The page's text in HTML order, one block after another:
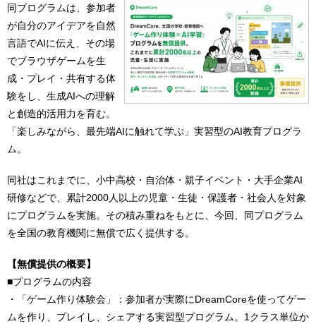
同プログラムは、参加者
が自分のアイデアを自然
言語でAIに伝え、その場
でブラウザゲームを生
成・プレイ・共有する体
験をし、生成AIへの理解
と創造的活用力を育む。
「楽しみながら、最先端AIに触れて学ぶ」実習型のAI教育プログラ
ム。
同社はこれまでに、小中高校・自治体・親子イベント・大手企業AI
研修などで、累計2000人以上の児童・生徒・保護者・社会人を対象
にプログラムを実施。その積み重ねをもとに、今回、同プログラム
を全国の教育機関に無償で広く提供する。
【無償提供の概要】
■プログラムの内容
・「ゲーム作り体験会」：参加者が実際にDreamCoreを使ってゲー
ムを作り、プレイし、シェアする実習型プログラム。1クラス単位か